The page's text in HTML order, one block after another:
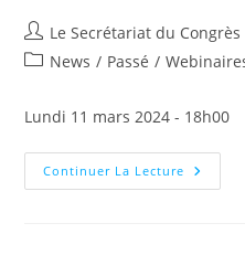
Le Secrétariat du Congrès
News / Passé /
Lundi 11 mars 2024 - 18h00
Continuer La Lecture